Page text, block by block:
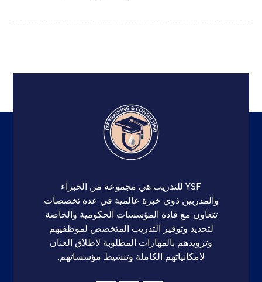
YSF للتدريب هي مجموعة من الخبراء
والمدربين ذوي خبرة عالمية في عدة تخصصات
تتعاون مع قادة المؤسسات الحكومية والخاصة
لتحديد وتوفير التدريب المتخصص لموظفيهم
وتزويدهم بالمهارات المطلوبة لاطلاق العنان
لامكانياتهم الكاملة وتنشيط مؤسساتهم.